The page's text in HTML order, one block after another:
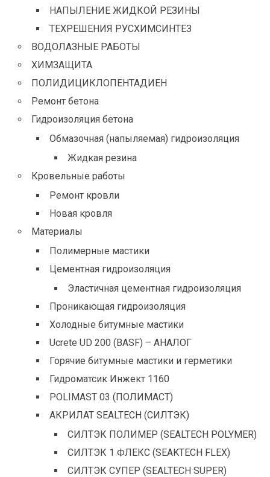
НАПЫЛЕНИЕ ЖИДКОЙ РЕЗИНЫ
ТЕХРЕШЕНИЯ РУСХИМСИНТЕЗ
ВОДОЛАЗНЫЕ РАБОТЫ
ХИМЗАЩИТА
ПОЛИДИЦИКЛОПЕНТАДИЕН
Ремонт бетона
Гидроизоляция бетона
Обмазочная (напыляемая) гидроизоляция
Жидкая резина
Кровельные работы
Ремонт кровли
Новая кровля
Материалы
Полимерные мастики
Цементная гидроизоляция
Эластичная цементная гидроизоляция
Проникающая гидроизоляция
Холодные битумные мастики
Ucrete UD 200 (BASF) – АНАЛОГ
Горячие битумные мастики и герметики
Гидроматсик Инжект 1160
POLIMAST 03 (ПОЛИМАСТ)
АКРИЛАТ SEALTECH (СИЛТЭК)
СИЛТЭК ПОЛИМЕР (SEALTECH POLYMER)
СИЛТЭК 1 ФЛЕКС (SEAKTECH FLEX)
СИЛТЭК СУПЕР (SEALTECH SUPER)